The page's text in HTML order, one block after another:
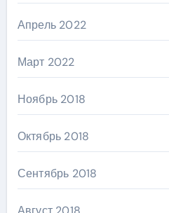
Апрель 2022
Март 2022
Ноябрь 2018
Октябрь 2018
Сентябрь 2018